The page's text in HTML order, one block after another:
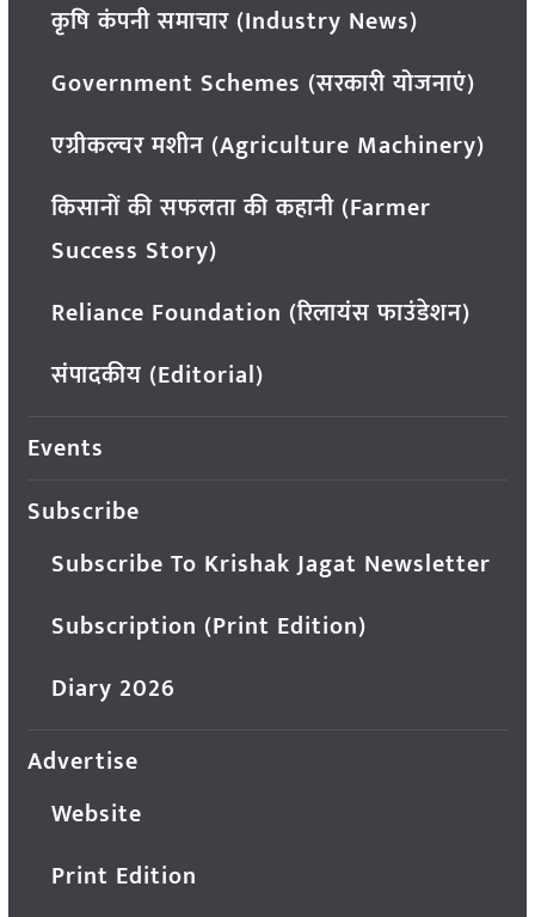
कृषि कंपनी समाचार (Industry News)
Government Schemes (सरकारी योजनाएं)
एग्रीकल्चर मशीन (Agriculture Machinery)
किसानों की सफलता की कहानी (Farmer
Success Story)
Reliance Foundation (रिलायंस फाउंडेशन)
संपादकीय (Editorial)
Events
Subscribe
Subscribe To Krishak Jagat Newsletter
Subscription (Print Edition)
Diary 2026
Advertise
Website
Print Edition